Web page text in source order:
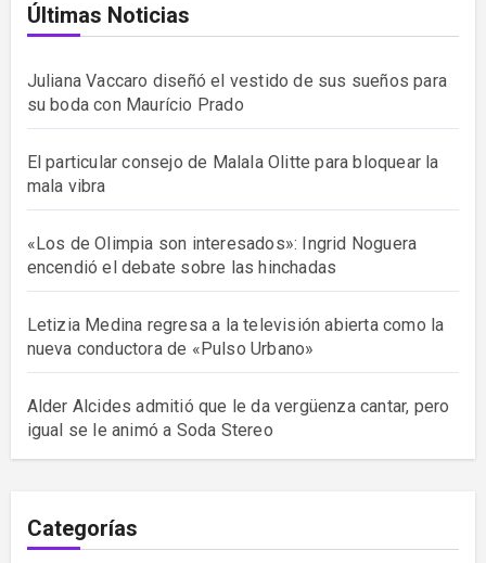
Últimas Noticias
Juliana Vaccaro diseñó el vestido de sus sueños para
su boda con Maurício Prado
El particular consejo de Malala Olitte para bloquear la
mala vibra
«Los de Olimpia son interesados»: Ingrid Noguera
encendió el debate sobre las hinchadas
Letizia Medina regresa a la televisión abierta como la
nueva conductora de «Pulso Urbano»
Alder Alcides admitió que le da vergüenza cantar, pero
igual se le animó a Soda Stereo
Categorías